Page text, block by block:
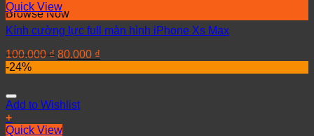
Browse Now
Quick View
Kính cường lực full màn hình iPhone Xs Max
100.000₫ 80.000 ₫
-24%
Add to Wishlist
+
Quick View